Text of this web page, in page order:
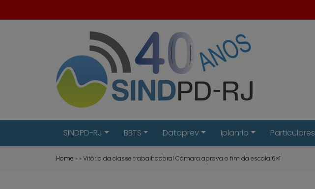
SINDPD-RJ BBTS Dataprev Iplanrio Particulares
Home » » Vitória da classe trabalhadora! Câmara aprova o fim da escala 6×1